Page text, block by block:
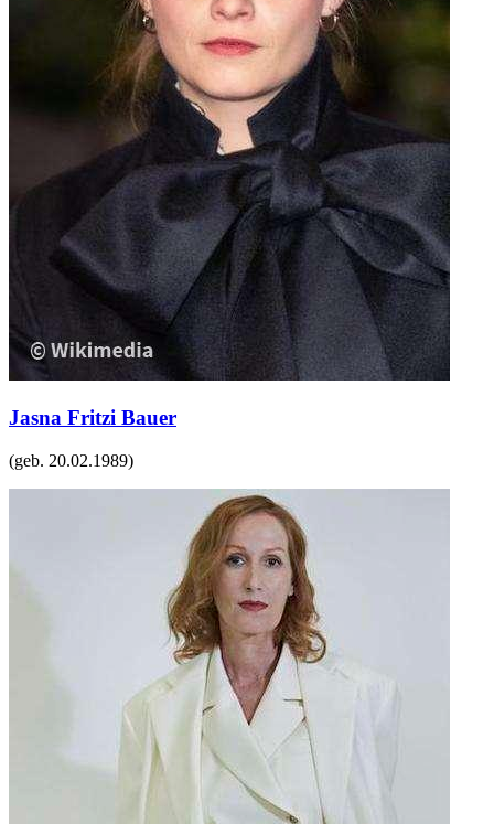
Jasna Fritzi Bauer
(geb. 20.02.1989)